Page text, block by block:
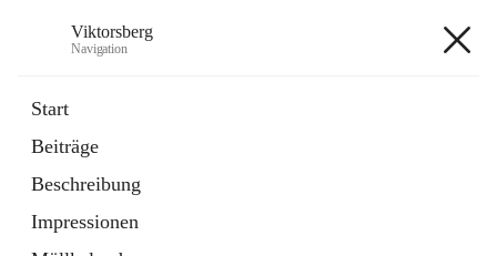
Viktorsberg
Navigation
Start
Beiträge
Beschreibung
Impressionen
1 Schnellzugriff
Bürgerservice
10 Schnellzugriffe